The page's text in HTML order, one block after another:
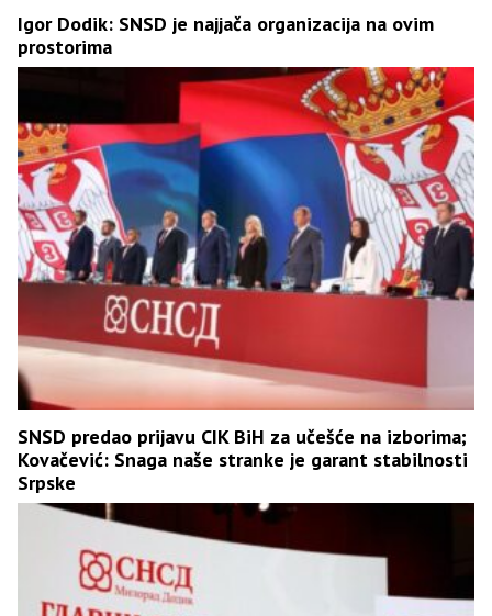
Igor Dodik: SNSD je najjača organizacija na ovim
prostorima
SNSD predao prijavu CIK BiH za učešće na izborima;
Kovačević: Snaga naše stranke je garant stabilnosti
Srpske